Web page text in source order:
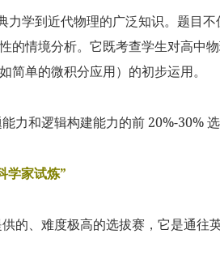
力学到近代物理的广泛知识。题目
的情境分析。它既考查学生对高中
简单的微积分应用）的初步运用。
力和逻辑构建能力的前 20%-30% 选
学家试炼”
的、难度极高的选拔赛，它是通往